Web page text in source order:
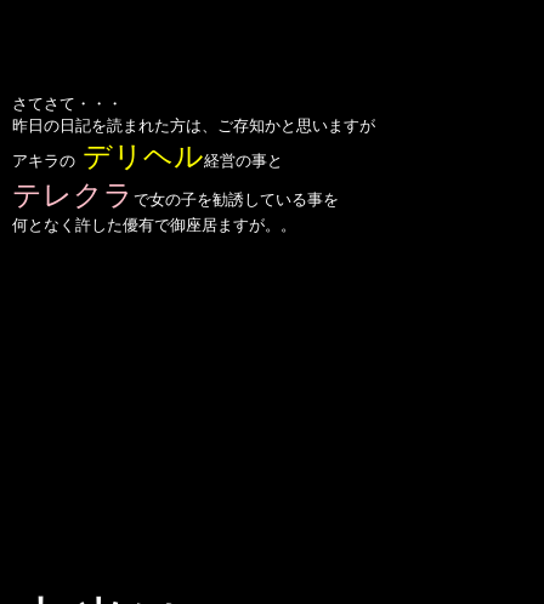
さてさて・・・
昨日の日記を読まれた方は、ご存知かと思いますが
アキラの デリヘル経営の事と
テレクラ で女の子を勧誘している事を
何となく許した優有で御座居ますが。。